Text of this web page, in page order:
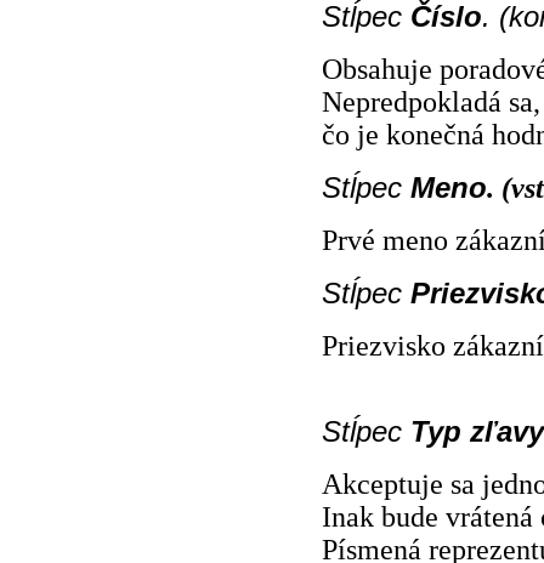
Stĺpec Číslo.
Obsahuje
Nepredpokladá
čo je konečná
Stĺpec Meno.
Prvé meno
Stĺpec
Priezvisko
Stĺpec Typ zľavy
Akceptuje sa
Inak bude
Písmená